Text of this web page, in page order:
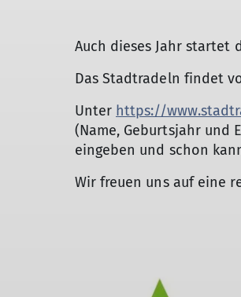
Auch dieses Jahr startet
Das Stadtradeln findet
Unter https://
(Name, Geburtsjahr und
eingeben und schon
Wir freuen uns auf eine